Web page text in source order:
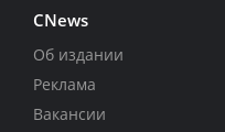
CNews
Об издании
Реклама
Вакансии